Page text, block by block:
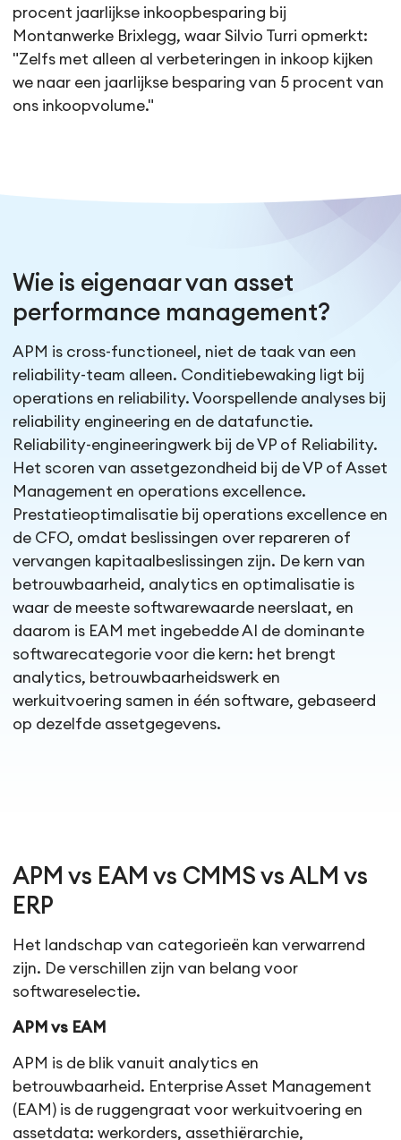
procent jaarlijkse inkoopbesparing bij
Montanwerke Brixlegg, waar Silvio Turri opmerkt:
"Zelfs met alleen al verbeteringen in inkoop kijken
we naar een jaarlijkse besparing van 5 procent van
ons inkoopvolume."
Wie is eigenaar van asset
performance management?
APM is cross-functioneel, niet de taak van een
reliability-team alleen. Conditiebewaking ligt bij
operations en reliability. Voorspellende analyses bij
reliability engineering en de datafunctie.
Reliability-engineeringwerk bij de VP of Reliability.
Het scoren van assetgezondheid bij de VP of Asset
Management en operations excellence.
Prestatieoptimalisatie bij operations excellence en
de CFO, omdat beslissingen over repareren of
vervangen kapitaalbeslissingen zijn. De kern van
betrouwbaarheid, analytics en optimalisatie is
waar de meeste softwarewaarde neerslaat, en
daarom is EAM met ingebedde AI de dominante
softwarecategorie voor die kern: het brengt
analytics, betrouwbaarheidswerk en
werkuitvoering samen in één software, gebaseerd
op dezelfde assetgegevens.
APM vs EAM vs CMMS vs ALM vs
ERP
Het landschap van categorieën kan verwarrend
zijn. De verschillen zijn van belang voor
softwareselectie.
APM vs EAM
APM is de blik vanuit analytics en
betrouwbaarheid. Enterprise Asset Management
(EAM) is de ruggengraat voor werkuitvoering en
assetdata: werkorders, assethiërarchie,